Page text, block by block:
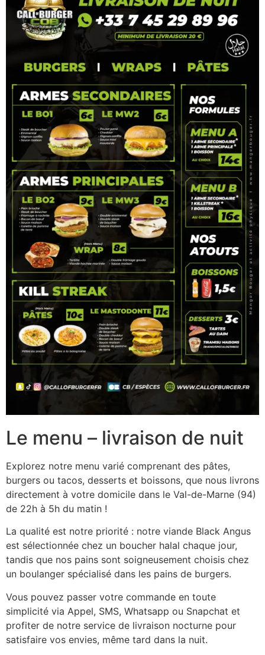
Le menu – livraison de nuit
Explorez notre menu varié comprenant des pâtes,
burgers ou tacos, desserts et boissons, que nous livrons
directement à votre domicile dans le Val-de-Marne (94)
de 22h à 5h du matin !
La qualité est notre priorité : notre viande Black Angus
est sélectionnée chez un boucher halal chaque jour,
tandis que nos pains sont soigneusement choisis chez
un boulanger spécialisé dans les pains de burgers.
Vous pouvez passer votre commande en toute
simplicité via Appel, SMS, Whatsapp ou Snapchat et
profiter de notre service de livraison nocturne pour
satisfaire vos envies, même tard dans la nuit.